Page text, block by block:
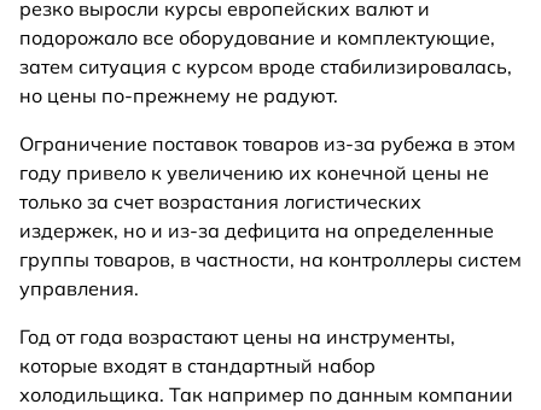
резко выросли курсы европейских валют и
подорожало все оборудование и комплектующие,
затем ситуация с курсом вроде стабилизировалась,
но цены по-прежнему не радуют.
Ограничение поставок товаров из-за рубежа в этом
году привело к увеличению их конечной цены не
только за счет возрастания логистических
издержек, но и из-за дефицита на определенные
группы товаров, в частности, на контроллеры систем
управления.
Год от года возрастают цены на инструменты,
которые входят в стандартный набор
холодильщика. Так например по данным компании